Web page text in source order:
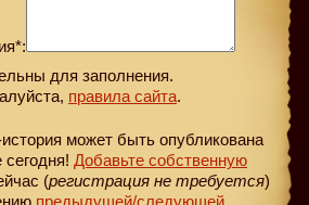
для заполнения.
правила сайта.
может быть опубликована
Добавьте собственную
(регистрация не требуется)
предыдущей/следующей